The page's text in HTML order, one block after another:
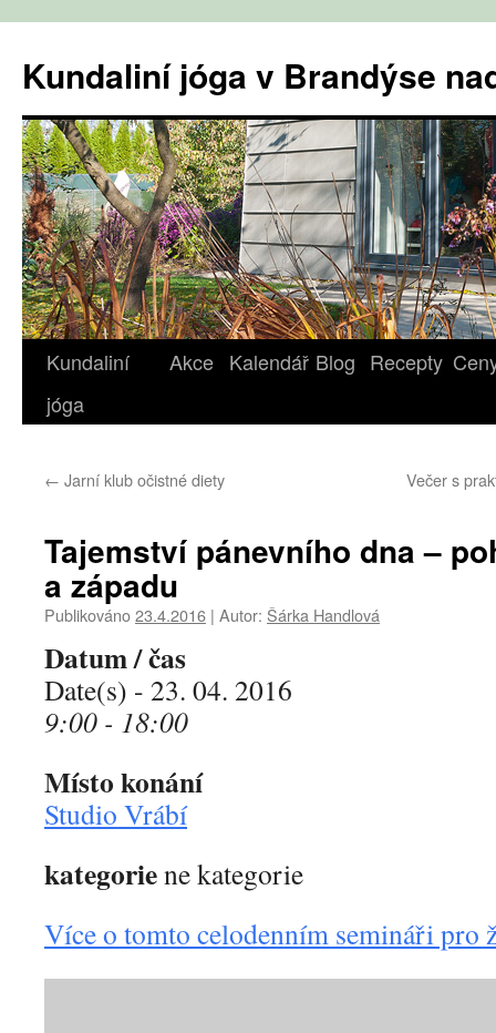
obsahu
webu
Kundaliní jóga v Brandýse
Kundaliní
jóga
Akce Kalendář Blog Recepty
← Jarní klub očistné diety Večer s
Tajemství pánevního dna –
a západu
Publikováno23.4.2016 | Autor: Šárka Handlová
Datum / čas
Date(s) - 23. 04. 2016
9:00 - 18:00
Místo konání
Studio Vrábí
kategoriene kategorie
Více o tomto celodenním semináři pro